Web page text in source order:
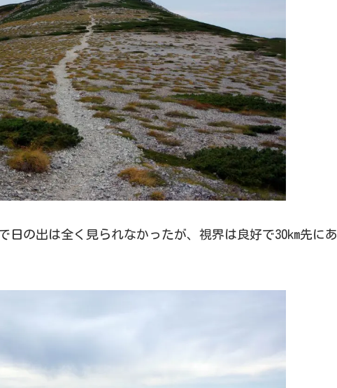
日の出は全く見られなかったが、視界は良好で30km先にあ